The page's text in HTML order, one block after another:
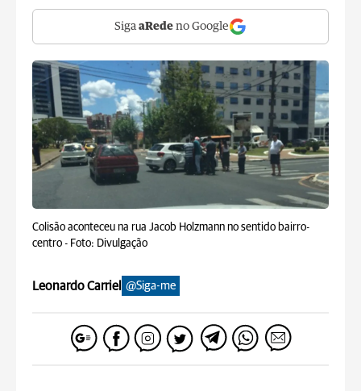
Siga aRede no Google
Colisão aconteceu na rua Jacob Holzmann no sentido bairro-
centro - Foto: Divulgação
Leonardo Carriel @Siga-me